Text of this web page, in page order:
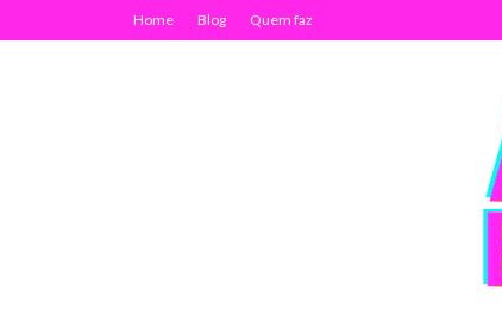
Home Blog Quem faz